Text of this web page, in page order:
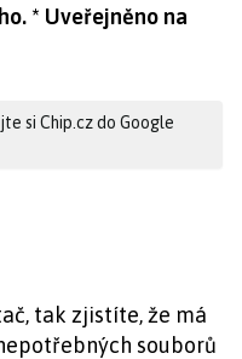
* Uveřejněno na
si Chip.cz do Google
tak zjistíte, že má
souborů